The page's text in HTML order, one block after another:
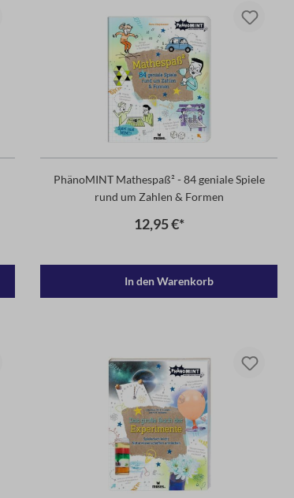
PhänoMINT Mathespaß² - 84 geniale Spiele
rund um Zahlen & Formen
12,95 €*
In den Warenkorb